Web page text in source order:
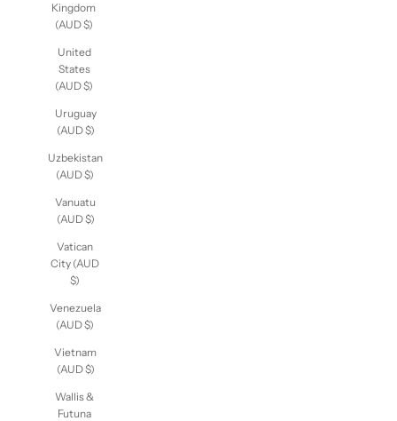
Kingdom
(AUD $)
United
States
(AUD $)
Uruguay
(AUD $)
Uzbekistan
(AUD $)
Vanuatu
(AUD $)
Vatican
City (AUD
$)
Venezuela
(AUD $)
Vietnam
(AUD $)
Wallis &
Futuna